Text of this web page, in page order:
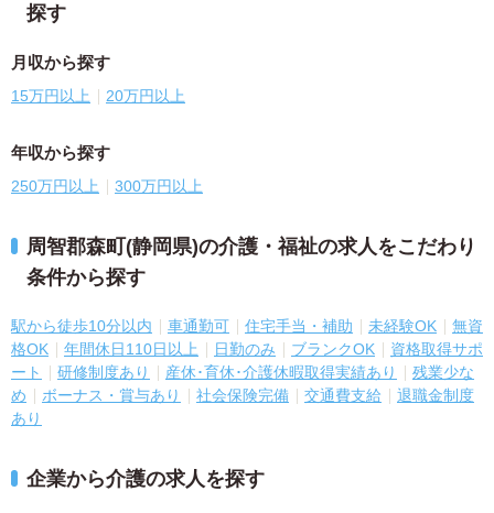
探す
月収から探す
15万円以上 20万円以上
年収から探す
250万円以上 300万円以上
周智郡森町(静岡県)の介護・福祉の求人をこだわり
条件から探す
駅から徒歩10分以内 車通勤可 住宅手当・補助 未経験OK
無資
格OK
年間休日110日以上 日勤のみ ブランクOK
資格取得サポ
ート
研修制度あり 産休･育休･介護休暇取得実績あり
残業少な
め
ボーナス・賞与あり 社会保険完備 交通費支給
退職金制度
あり
企業から介護の求人を探す